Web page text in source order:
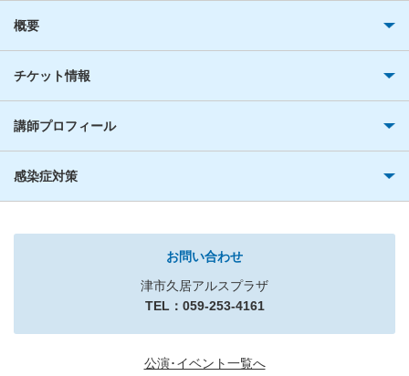
概要
チケット情報
講師プロフィール
感染症対策
お問い合わせ
津市久居アルスプラザ
TEL：059-253-4161
公演･イベント一覧へ